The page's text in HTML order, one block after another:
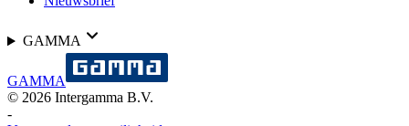
GAMMA
GAMMA
© 2026 Intergamma B.V.
-